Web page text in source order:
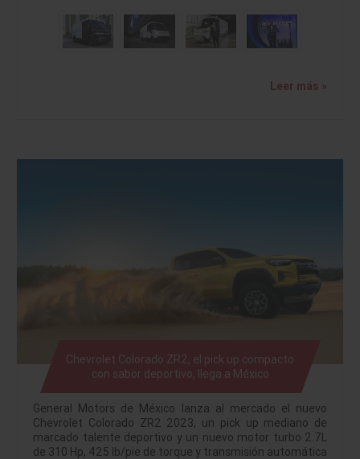
Leer más »
Chevrolet Colorado ZR2, el pick up compacto
con sabor deportivo, llega a México
General Motors de México lanza al mercado el nuevo
Chevrolet Colorado ZR2 2023, un pick up mediano de
marcado talente deportivo y un nuevo motor turbo 2.7L
de 310 Hp, 425 lb/pie de torque y transmisión automática